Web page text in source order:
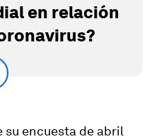
en relación
su encuesta de abril